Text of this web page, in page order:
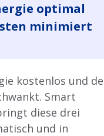
optimal
minimiert
kostenlos und
Smart
diese drei
und in